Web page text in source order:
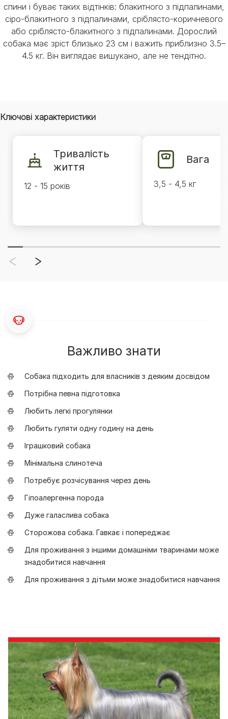
спини і буває таких відтінків: блакитного з підпалинами,
сіро-блакитного з підпалинами, сріблясто-коричневого
або сріблясто-блакитного з підпалинами. Дорослий
собака має зріст близько 23 см і важить приблизно 3.5–
4.5 кг. Він виглядає вишукано, але не тендітно.
Ключові характеристики
Тривалість
життя
12 - 15 років
Вага
3,5 - 4,5 кг
Важливо знати
Собака підходить для власників з деяким досвідом
Потрібна певна підготовка
Любить легкі прогулянки
Любить гуляти одну годину на день
Іграшковий собака
Мінімальна слинотеча
Потребує розчісування через день
Гіпоалергенна порода
Дуже галаслива собака
Сторожова собака. Гавкає і попереджає
Для проживання з іншими домашніми тваринами може
знадобитися навчання
Для проживання з дітьми може знадобитися навчання